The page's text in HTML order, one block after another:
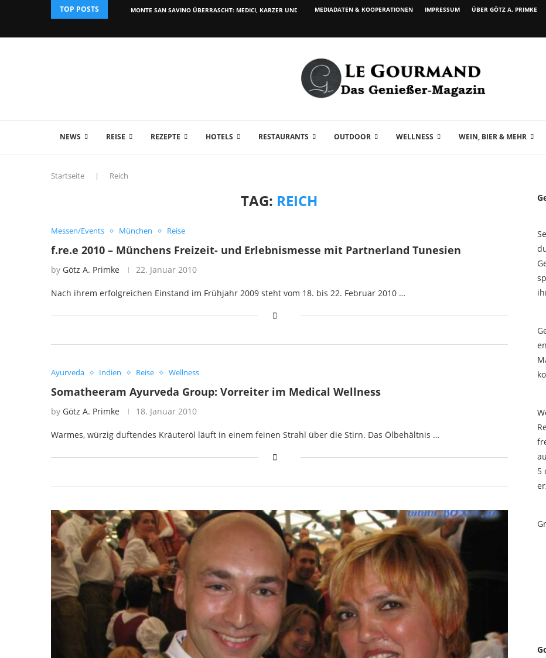
TOP POSTS MONTE SAN SAVINO ÜBERRASCHT: MEDICI, KARZER UND WEIN...MEDIADATEN & KOOPERATIONEN IMPRESSUM ÜBER GÖTZ A. PRIMKE
NEWS REISE REZEPTE HOTELS RESTAURANTS OUTDOOR WELLNESS WEIN, BIER & MEHR
Startseite | Reich
TAG: REICH
Messen/Events München Reise
f.re.e 2010 – Münchens Freizeit- und Erlebnismesse mit Partnerland Tunesien
by Götz A. Primke 22. Januar 2010
Nach ihrem erfolgreichen Einstand im Frühjahr 2009 steht vom 18. bis 22. Februar 2010 …
Ayurveda Indien Reise Wellness
Somatheeram Ayurveda Group: Vorreiter im Medical Wellness
by Götz A. Primke 18. Januar 2010
Warmes, würzig duftendes Kräuteröl läuft in einem feinen Strahl über die Stirn. Das Ölbehältnis …
5